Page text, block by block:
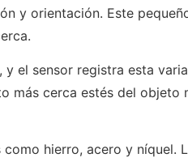
y orientación. Este
el sensor registra esta
más cerca estés del objeto
hierro, acero y níquel.